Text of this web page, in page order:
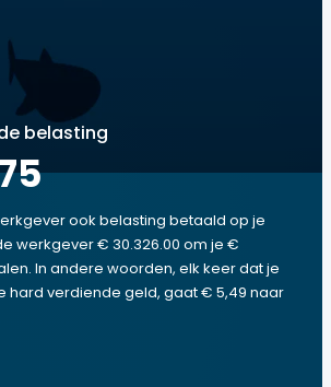
belasting
ook belasting betaald op je
werkgever € 30.326.00 om je €
In andere woorden, elk keer dat je
hard verdiende geld, gaat € 5,49 naar